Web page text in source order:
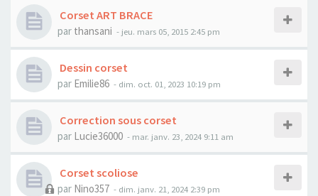
Corset ART BRACE
par thansani - jeu. mars 05, 2015 2:45 pm
Dessin corset
par Emilie86 - dim. oct. 01, 2023 10:19 pm
Correction sous corset
par Lucie36000 - mar. janv. 23, 2024 9:11 am
Corset scoliose
par Nino357 - dim. janv. 21, 2024 2:39 pm